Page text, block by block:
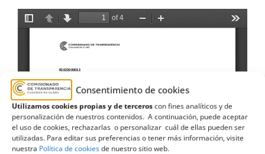
Consentimiento de cookies
Utilizamos cookies propias y de terceroscon fines analíticos y de
personalización de nuestros contenidos. A continuación, puede aceptar
el uso de cookies, rechazarlas o personalizar cuál de ellas pueden ser
utilizadas. Para editar sus preferencias o tener más información, visite
nuestra Política de cookiesde nuestro sitio web.